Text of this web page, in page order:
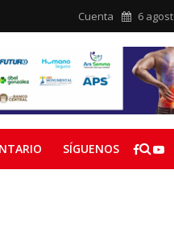
Cuenta 6
SÍGUENOS